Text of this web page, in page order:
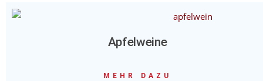
Apfelweine
MEHR DAZU